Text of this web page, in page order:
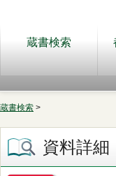
蔵書検索
蔵書検索 >
資料詳細